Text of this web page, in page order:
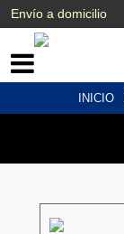
Envío a domicilio
INICIO